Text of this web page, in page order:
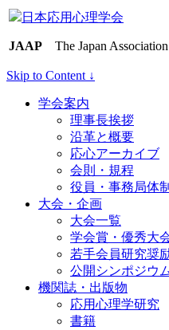
日本応用心理学会
JAAP The Japan
Skip to Content ↓
学会案内
理事長挨拶
沿革と概要
応心アーカイブ
会則・規程
役員・事務局体制
大会・企画
大会一覧
学会賞・優秀大
若手会員研究奨
公開シンポジウ
機関誌・出版物
応用心理学研究
書籍